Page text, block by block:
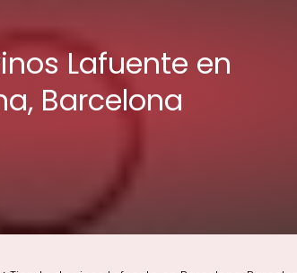
Lafuente en
Barcelona